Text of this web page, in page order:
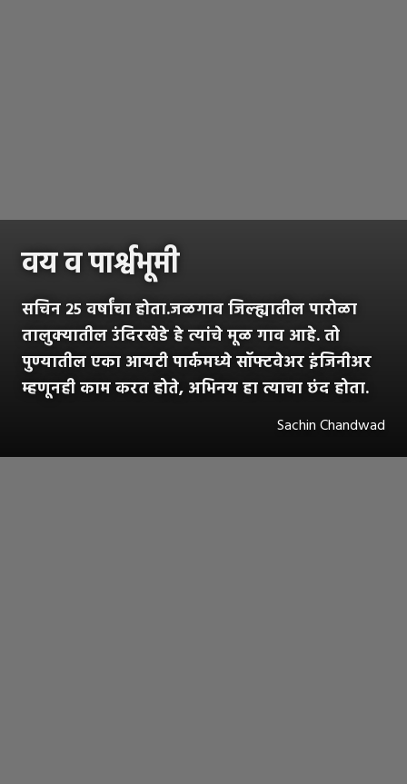
वय व पार्श्वभूमी
सचिन २५ वर्षांचा होता.जळगाव जिल्ह्यातील पारोळा
तालुक्यातील उंदिरखेडे हे त्यांचे मूळ गाव आहे. तो
पुण्यातील एका आयटी पार्कमध्ये सॉफ्टवेअर इंजिनीअर
म्हणूनही काम करत होते, अभिनय हा त्याचा छंद होता.
Sachin Chandwad